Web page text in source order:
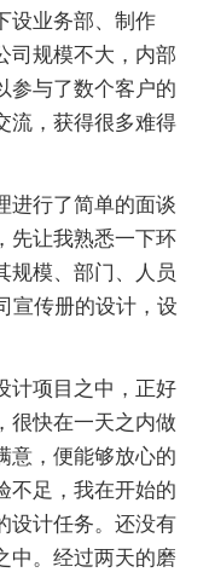
设业务部、制作
司规模不大，内部
参与了数个客户的
流，获得很多难得
进行了简单的面谈
先让我熟悉一下环
规模、部门、人员
宣传册的设计，设
计项目之中，正好
很快在一天之内做
意，便能够放心的
不足，我在开始的
设计任务。还没有
中。经过两天的磨